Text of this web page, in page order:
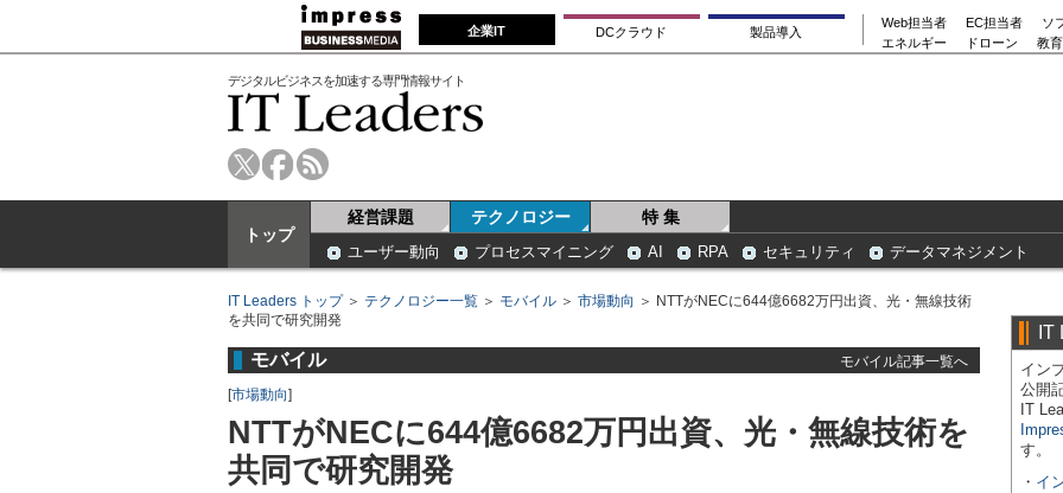
企業IT DCクラウド 製品導入
Web担当者 EC担当者
ソ
エネルギー
ドローン 教
デジタルビジネスを加速する専門情報サイト
トップ
経営課題 テクノロジー 特 集
ユーザー動向 プロセスマイニング AI RPA セキュリティ データマネジメント
IT Leaders トップ＞ テクノロジー一覧 ＞ モバイル ＞ 市場動向 ＞ NTTがNECに644億6682万円出資、光・無線技術
を共同で研究開発
モバイル
モバイル記事一覧へ
[市場動向]
NTTがNECに644億6682万円出資、光・無線技術を
共同で研究開発
IT
イン
公開
IT
す。
・ イ